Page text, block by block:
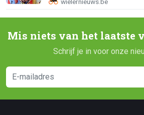
Mis niets van het laatste
Schrijf je in voor onze